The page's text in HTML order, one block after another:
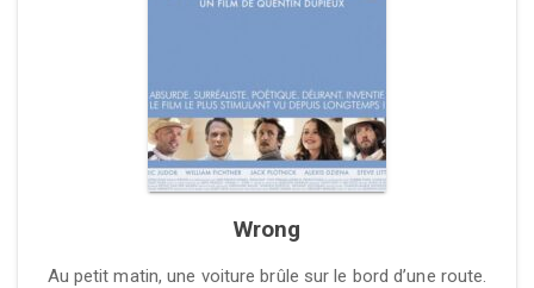
Wrong
Au petit matin, une voiture brûle sur le bord d’une route.